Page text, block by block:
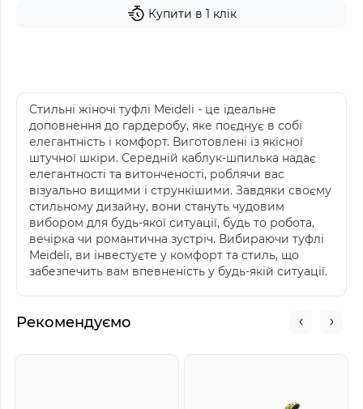
Купити в 1 клік
Стильні жіночі туфлі Meideli - це ідеальне
доповнення до гардеробу, яке поєднує в собі
елегантність і комфорт. Виготовлені із якісної
штучної шкіри. Середній каблук-шпилька надає
елегантності та витонченості, роблячи вас
візуально вищими і стрункішими. Завдяки своєму
стильному дизайну, вони стануть чудовим
вибором для будь-якої ситуації, будь то робота,
вечірка чи романтична зустріч. Вибираючи туфлі
Meideli, ви інвестуєте у комфорт та стиль, що
забезпечить вам впевненість у будь-якій ситуації.
Рекомендуємо